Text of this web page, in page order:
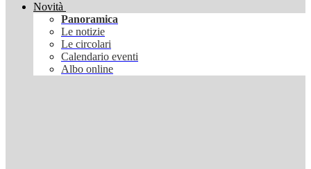
Novità
Panoramica
Le notizie
Le circolari
Calendario eventi
Albo online